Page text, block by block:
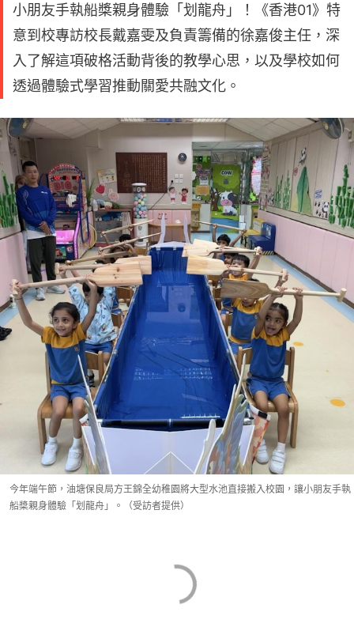
小朋友手執船槳親身體驗「划龍舟」！《香港01》特
意到校專訪校長戴嘉雯及負責籌備的徐嘉俊主任，深
入了解這項破格活動背後的教學心思，以及學校如何
透過體驗式學習推動關愛共融文化。
今年端午節，油塘保良局方王錦全幼稚園將大型水池直接搬入校園，讓小朋友手執
船槳親身體驗「划龍舟」。（受訪者提供）